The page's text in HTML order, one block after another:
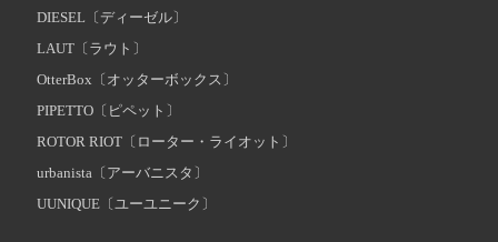
DIESEL〔ディーゼル〕
LAUT〔ラウト〕
OtterBox〔オッターボックス〕
PIPETTO〔ピペット〕
ROTOR RIOT〔ローター・ライオット〕
urbanista〔アーバニスタ〕
UUNIQUE〔ユーユニーク〕